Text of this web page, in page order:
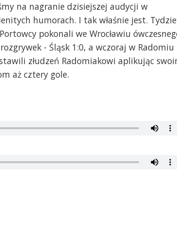
na nagranie dzisiejszej audycji w
humorach. I tak właśnie jest.
pokonali we Wrocławiu
- Śląsk 1:0, a wczoraj w Radomiu
złudzeń Radomiakowi aplikując
aż cztery gole.